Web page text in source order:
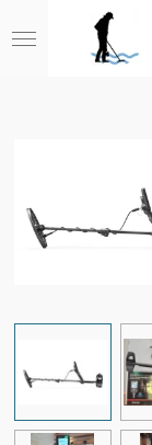
direct